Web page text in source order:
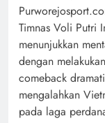
Timnas Voli Putri
menunjukkan
dengan melakukan
comeback
mengalahkan
pada laga